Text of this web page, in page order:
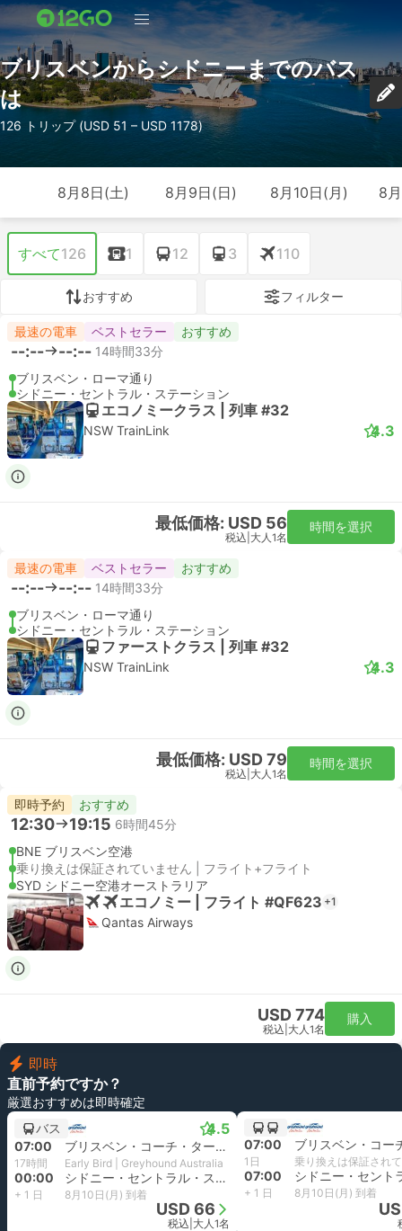
ブリスベンからシドニーまでのバス
は
126 トリップ (USD 51 – USD 1178)
8月8日(土) 8月9日(日) 8月10日(月) 8
すべて126 1 12 3 110
おすすめ フィルター
最速の電車 ベストセラー おすすめ
--:-- --:-- 14時間33分
ブリスベン・ローマ通り
シドニー・セントラル・ステーション
エコノミークラス | 列車 #32
NSW TrainLink 4.3
最低価格: USD 56
税込 大人1名
時間を選択
最速の電車 ベストセラー おすすめ
--:-- --:-- 14時間33分
ブリスベン・ローマ通り
シドニー・セントラル・ステーション
ファーストクラス | 列車 #32
NSW TrainLink 4.3
最低価格: USD 79
税込 大人1名
時間を選択
即時予約 おすすめ
12:30 19:15 6時間45分
BNE ブリスベン空港
乗り換えは保証されていません | フライト+フライト
SYD シドニー空港オーストラリア
エコノミー | フライト #QF623 +1
Qantas Airways
USD 774
税込 大人1名
購入
即時
直前予約ですか？
厳選おすすめは即時確定
バス
4.5
07:00 ブリスベン・コーチ・ターミナル
17時間 Early Bird | Greyhound Australia
00:00 シドニー・セントラル・ステーション
+ 1 日 8月10日(月) 到着
USD 66
税込 大人1名
07:00
1日 乗り換えは保証され
07:00
+ 1 日 8月10日(月) 到着